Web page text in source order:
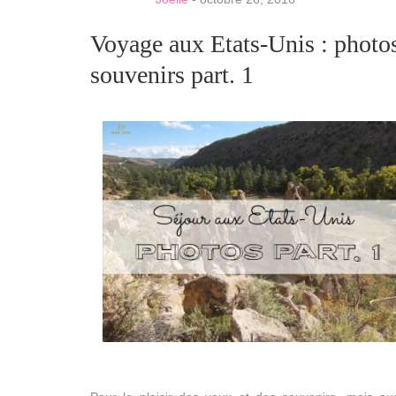
Voyage aux Etats-Unis :
souvenirs part. 1